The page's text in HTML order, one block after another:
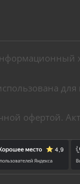
офертой.